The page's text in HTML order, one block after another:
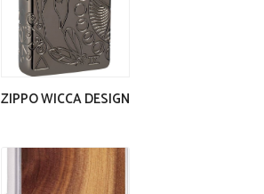
ZIPPO WICCA DESIGN